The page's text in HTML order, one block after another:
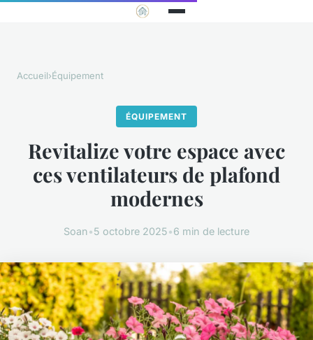
Accueil›Équipement
ÉQUIPEMENT
Revitalize votre espace avec
ces ventilateurs de plafond
modernes
Soan•5 octobre 2025•6 min de lecture